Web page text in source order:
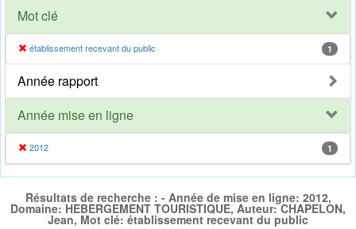
Mot clé
établissement recevant du public 1
Année rapport
Année mise en ligne
2012 1
Résultats de recherche : - Année de mise en ligne: 2012,
Domaine: HEBERGEMENT TOURISTIQUE, Auteur: CHAPELON,
Jean, Mot clé: établissement recevant du public